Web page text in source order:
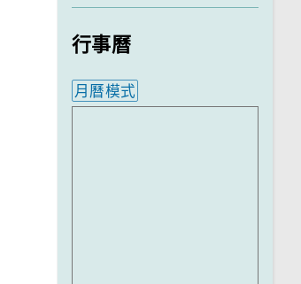
行事曆
月曆模式